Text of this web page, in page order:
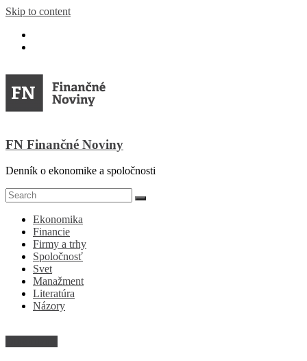
Skip to content
FN Finančné Noviny
Denník o ekonomike a spoločnosti
Ekonomika
Financie
Firmy a trhy
Spoločnosť
Svet
Manažment
Literatúra
Názory